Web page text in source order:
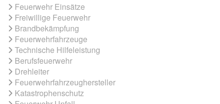
Feuerwehr Einsätze
Freiwillige Feuerwehr
Brandbekämpfung
Feuerwehrfahrzeuge
Technische Hilfeleistung
Berufsfeuerwehr
Drehleiter
Feuerwehrfahrzeughersteller
Katastrophenschutz